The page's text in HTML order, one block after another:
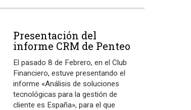
Presentación del
informe CRM de Penteo
El pasado 8 de Febrero, en el Club
Financiero, estuve presentando el
informe «Análisis de soluciones
tecnológicas para la gestión de
cliente es España», para el que